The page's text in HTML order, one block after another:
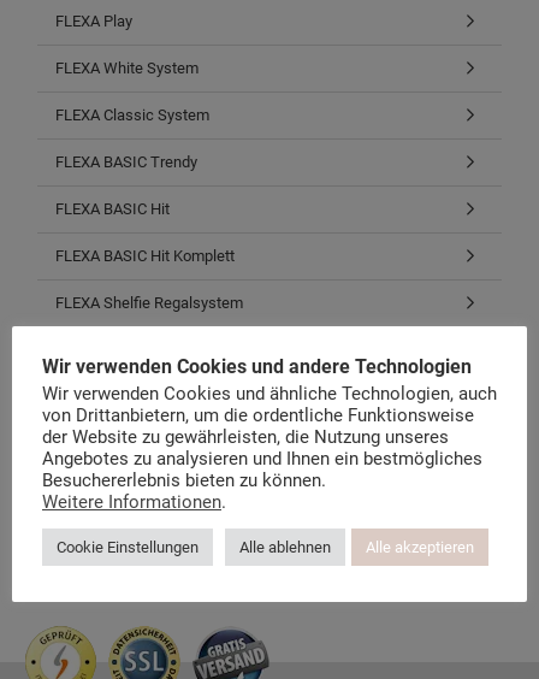
FLEXA Play
FLEXA White System
FLEXA Classic System
FLEXA BASIC Trendy
FLEXA BASIC Hit
FLEXA BASIC Hit Komplett
FLEXA Shelfie Regalsystem
FLEXA Schreibtische & Stühle
Matratzen, Roste, Bezüge
Stoffe, Bettwäsche, Zubehör
Restposten, B-Waren, E-Teile
Wir verwenden Cookies und andere Technologien
Wir verwenden Cookies und ähnliche Technologien, auch
von Drittanbietern, um die ordentliche Funktionsweise
der Website zu gewährleisten, die Nutzung unseres
Angebotes zu analysieren und Ihnen ein bestmögliches
Besuchererlebnis bieten zu können.
Weitere Informationen.
Cookie Einstellungen Alle ablehnen Alle akzeptieren